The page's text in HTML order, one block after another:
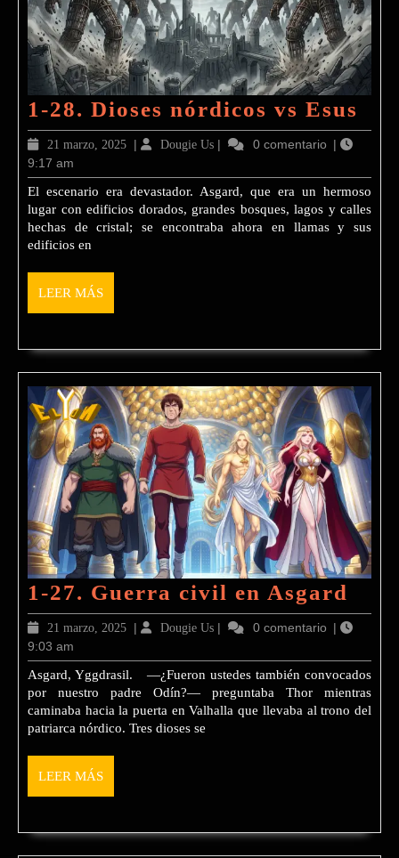
1-28. Dioses nórdicos vs Esus
28.
vs
21 marzo, 202521
2025
| Dougie UsDougie
| 0 comentario |
9:17 am
El escenario era devastador. Asgard, que era un hermoso
lugar con edificios dorados, grandes bosques, lagos y calles
hechas de cristal; se encontraba ahora en llamas y sus
edificios en
LEER MÁSLEER
MÁS
1-27. Guerra civil en Asgard
27.
civil
en
21 marzo, 202521
2025
| Dougie UsDougie
| 0 comentario |
9:03 am
Asgard, Yggdrasil. —¿Fueron ustedes también convocados
por nuestro padre Odín?— preguntaba Thor mientras
caminaba hacia la puerta en Valhalla que llevaba al trono del
patriarca nórdico. Tres dioses se
LEER MÁSLEER
MÁS